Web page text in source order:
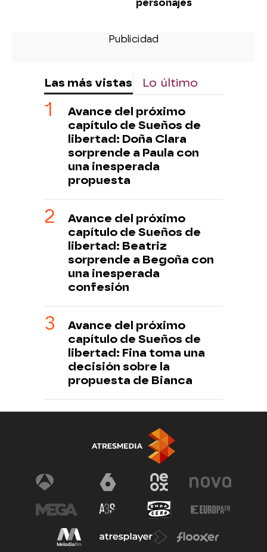
personajes
Las más vistas Lo último
Avance del próximo
capítulo de Sueños de
libertad: Doña Clara
sorprende a Paula con
una inesperada
propuesta
Avance del próximo
capítulo de Sueños de
libertad: Beatriz
sorprende a Begoña con
una inesperada
confesión
Avance del próximo
capítulo de Sueños de
libertad: Fina toma una
decisión sobre la
propuesta de Bianca